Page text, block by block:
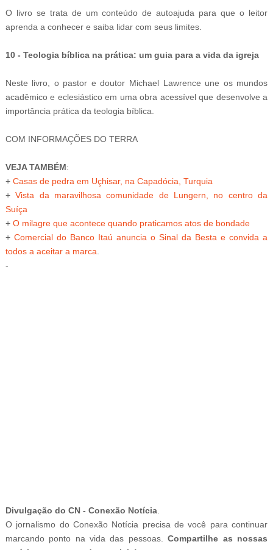
O livro se trata de um conteúdo de autoajuda para que o leitor
aprenda a conhecer e saiba lidar com seus limites.
10 - Teologia bíblica na prática: um guia para a vida da igreja
Neste livro, o pastor e doutor Michael Lawrence une os mundos
acadêmico e eclesiástico em uma obra acessível que desenvolve a
importância prática da teologia bíblica.
COM INFORMAÇÕES DO TERRA
VEJA TAMBÉM:
+ Casas de pedra em Uçhisar, na Capadócia, Turquia
+Vista da maravilhosa comunidade de Lungern, no centro da
Suíça
+ O milagre que acontece quando praticamos atos de bondade
+ Comercial do Banco Itaú anuncia o Sinal da Besta e convida a
todos a aceitar a marca
-
Divulgação do CN - Conexão Notícia.
O jornalismo do Conexão Notícia precisa de você para continuar
marcando ponto na vida das pessoas.Compartilhe as nossas